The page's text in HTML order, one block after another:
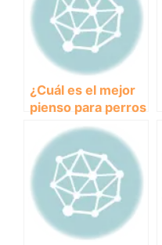
¿Cuál es el mejor
pienso para perros
en relación
calidad-precio?